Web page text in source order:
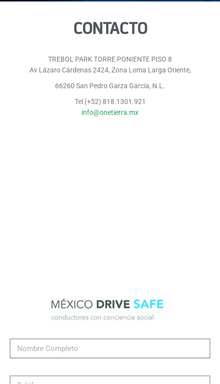
CONTACTO
TREBOL PARK TORRE PONIENTE PISO 8
Av Lázaro Cárdenas 2424, Zona Loma Larga Oriente,
66260 San Pedro Garza García, N.L.
Tel (+52) 818.1301.921
info@onetierra.mx